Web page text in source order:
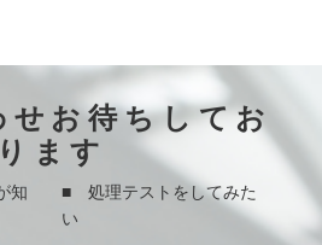
せお待ちしてお
ります
知
■ 処理テストをしてみた
い